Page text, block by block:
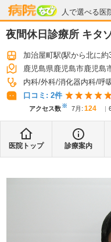
人で選べる医
病院なび
夜間休日診療所 キタ
加治屋町駅(駅から北に約
鹿児島県鹿児島市鹿児島
内科 外科 消化器内科 呼
口コミ: 2件
アクセス数※ 7月 : 124
医院トップ 診療案内